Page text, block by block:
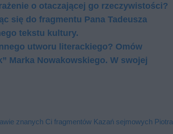
o ota­cza­ją­cej go rze­czy­wi­sto­ści?
się do frag­men­tu Pana Tadeusza
tek­stu kul­tu­ry.
utworu literackiego? Omów
Marka Nowakowskiego. W swojej
znanych Ci fragmentów Kazań sejmowych Piotra